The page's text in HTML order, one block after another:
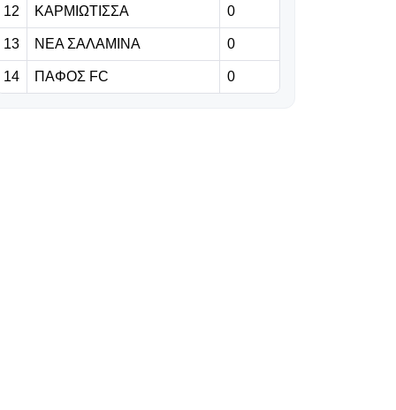
08.08.2026 | 16:13
Ομάδα από το
Περού γέμισε τη
12 ΚΑΡΜΙΩΤΙΣΣΑ 0
13 ΝΕΑ ΣΑΛΑΜΙΝΑ 0
14 ΠΑΦΟΣ FC 0